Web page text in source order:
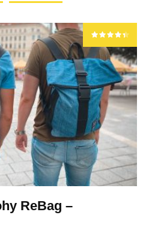
ReBag –